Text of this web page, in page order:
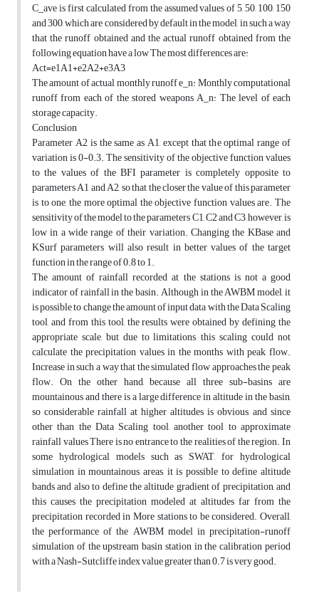
C_ave is first calculated from the assumed values of 5, 50, 100, 150
and 300, which are considered by default in the model, in such a way
that the runoff obtained and the actual runoff obtained from the
following equation have a low The most differences are:
Act=e1A1+e2A2+e3A3
The amount of actual monthly runoff e_n: Monthly computational
runoff from each of the stored weapons A_n: The level of each
storage capacity.
Conclusion
Parameter A2 is the same as A1, except that the optimal range of
variation is 0-0.3. The sensitivity of the objective function values
to the values of the BFI parameter is completely opposite to
parameters A1 and A2, so that the closer the value of this parameter
is to one, the more optimal the objective function values are. The
sensitivity of the model to the parameters C1, C2 and C3, however, is
low in a wide range of their variation. Changing the KBase and
KSurf parameters will also result in better values of the target
function in the range of 0.8 to 1.
The amount of rainfall recorded at the stations is not a good
indicator of rainfall in the basin. Although in the AWBM model, it
is possible to change the amount of input data with the Data Scaling
tool, and from this tool, the results were obtained by defining the
appropriate scale, but due to limitations, this scaling could not
calculate the precipitation values in the months with peak flow.
Increase in such a way that the simulated flow approaches the peak
flow. On the other hand, because all three sub-basins are
mountainous and there is a large difference in altitude in the basin,
so considerable rainfall at higher altitudes is obvious, and since
other than the Data Scaling tool, another tool to approximate
rainfall values There is no entrance to the realities of the region. In
some hydrological models such as SWAT, for hydrological
simulation in mountainous areas, it is possible to define altitude
bands and also to define the altitude gradient of precipitation, and
this causes the precipitation modeled at altitudes far from the
precipitation recorded in More stations to be considered. Overall,
the performance of the AWBM model in precipitation-runoff
simulation of the upstream basin station in the calibration period
with a Nash-Sutcliffe index value greater than 0.7 is very good.